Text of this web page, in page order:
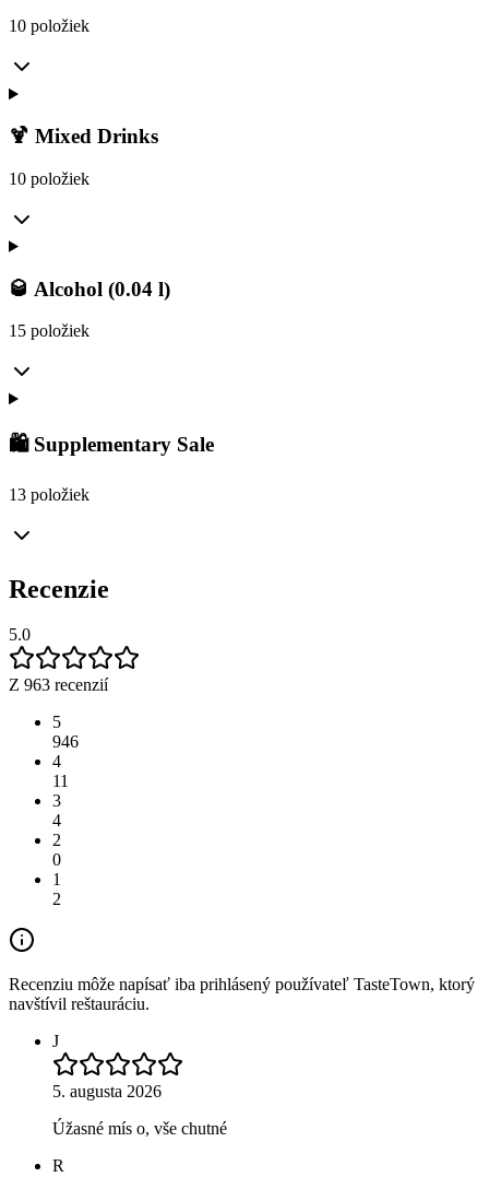
10 položiek
🍹 Mixed Drinks
10 položiek
🥃 Alcohol (0.04 l)
15 položiek
🛍️ Supplementary Sale
13 položiek
Recenzie
5.0
Z 963 recenzií
5
946
4
11
3
4
2
0
1
2
Recenziu môže napísať iba prihlásený používateľ TasteTown, ktorý
navštívil reštauráciu.
J
5. augusta 2026
Úžasné mís o, vše chutné
R